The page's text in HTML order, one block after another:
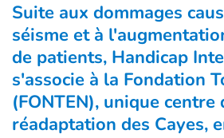
Suite aux dommages
séisme et à
de patients, Handicap
s'associe à la Fondation
(FONTEN), unique centre
réadaptation des Cayes,